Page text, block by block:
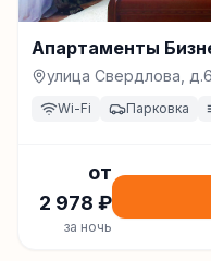
Апартаменты
улица Свердлова,
Wi-Fi Парковка
от
2 978 ₽
за ночь